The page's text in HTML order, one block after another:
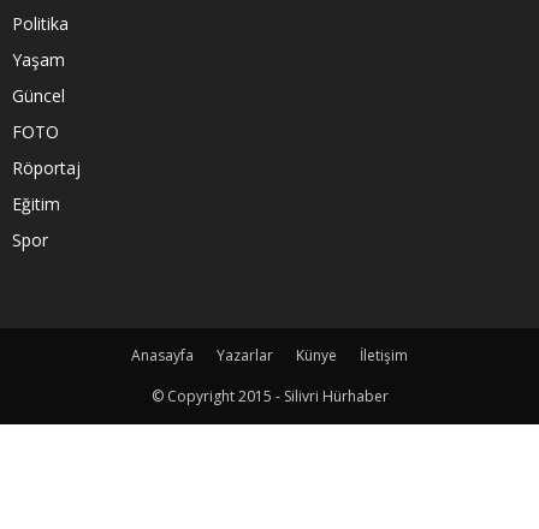
Politika
Yaşam
Güncel
FOTO
Röportaj
Eğitim
Spor
Anasayfa Yazarlar Künye
İletişim
© Copyright 2015 - Silivri Hürhaber